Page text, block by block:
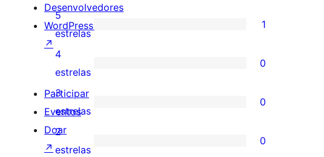
1
avaliação
com
5
estrela
5
estrelas
1
0
avaliação
com
4
estrela
4
estrelas
0
0
avaliação
com
3
estrelas
0
0
2
estrelas
0
Desenvolvedores
WordPress.tv
↗
Participar
Eventos
Doar
↗